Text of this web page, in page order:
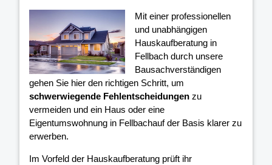
Mit einer professionellen
und unabhängigen
Hauskaufberatung in
Fellbach durch unsere
Bausachverständigen
gehen Sie hier den richtigen Schritt, um
schwerwiegende Fehlentscheidungen zu
vermeiden und ein Haus oder eine
Eigentumswohnung in Fellbachauf der Basis klarer zu
erwerben.
Im Vorfeld der Hauskaufberatung prüft ihr